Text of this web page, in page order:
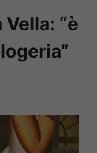
“è